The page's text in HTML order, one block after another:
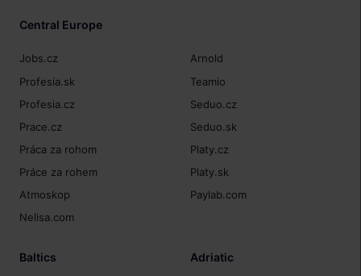
Central Europe
Jobs.cz
Profesia.sk
Profesia.cz
Prace.cz
Práca za rohom
Práce za rohem
Atmoskop
Nelisa.com
Arnold
Teamio
Seduo.cz
Seduo.sk
Platy.cz
Platy.sk
Paylab.com
Baltics Adriatic